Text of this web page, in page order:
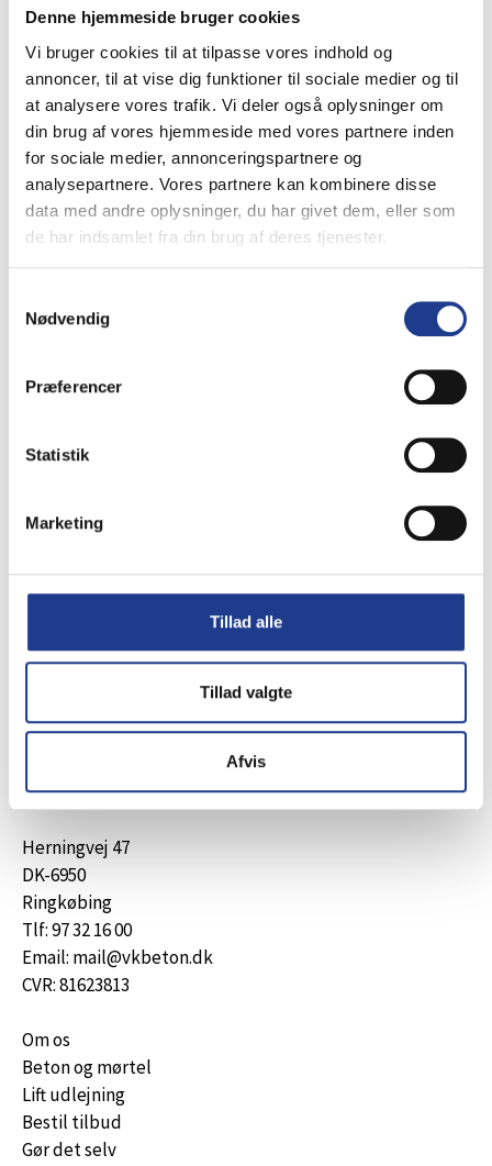
Denne hjemmeside bruger cookies
Vi bruger cookies til at tilpasse vores indhold og
annoncer, til at vise dig funktioner til sociale medier og til
at analysere vores trafik. Vi deler også oplysninger om
din brug af vores hjemmeside med vores partnere inden
for sociale medier, annonceringspartnere og
analysepartnere. Vores partnere kan kombinere disse
data med andre oplysninger, du har givet dem, eller som
de har indsamlet fra din brug af deres tjenester.
Nødvendig
Præferencer
Statistik
Marketing
Tillad alle
Tillad valgte
Afvis
rengøringsartikler og værnemidler – alt
funktionalitet og professionel
anvendelse. Med stærke brands og høj
leveringssikkerhed er MV Group en
værdifuld partner i byggeriets hverdag.
Kemi Imprægnering
Studsfugeventiler
så vender vi hurtigt tilbage med et godt
tilbud,
der matcher dine behov.
Herningvej 47
DK-6950
Ringkøbing
Tlf: 97 32 16 00
Email: mail@vkbeton.dk
CVR: 81623813
Om os
Beton og mørtel
Lift udlejning
Bestil tilbud
Gør det selv